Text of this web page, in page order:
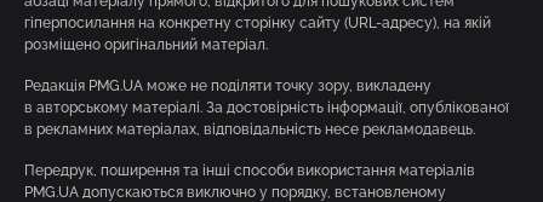
гіперпосилання на конкретну сторінку сайту (URL-адресу), на якій
розміщено оригінальний матеріал.
Редакція PMG.UA може не поділяти точку зору, викладену
в авторському матеріалі. За достовірність інформації, опублікованої
в рекламних матеріалах, відповідальність несе рекламодавець.
Передрук, поширення та інші способи використання матеріалів
PMG.UA допускаються виключно у порядку, встановленому